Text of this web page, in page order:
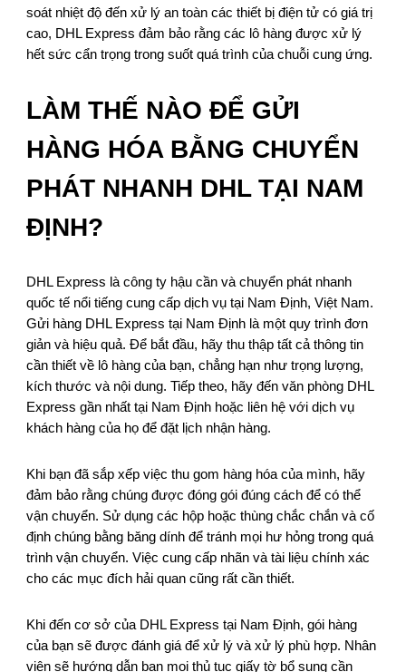
soát nhiệt độ đến xử lý an toàn các thiết bị điện tử có giá trị
cao, DHL Express đảm bảo rằng các lô hàng được xử lý
hết sức cẩn trọng trong suốt quá trình của chuỗi cung ứng.
LÀM THẾ NÀO ĐỂ GỬI
HÀNG HÓA BẰNG CHUYỂN
PHÁT NHANH DHL TẠI NAM
ĐỊNH?
DHL Express là công ty hậu cần và chuyển phát nhanh
quốc tế nổi tiếng cung cấp dịch vụ tại Nam Định, Việt Nam.
Gửi hàng DHL Express tại Nam Định là một quy trình đơn
giản và hiệu quả. Để bắt đầu, hãy thu thập tất cả thông tin
cần thiết về lô hàng của bạn, chẳng hạn như trọng lượng,
kích thước và nội dung. Tiếp theo, hãy đến văn phòng DHL
Express gần nhất tại Nam Định hoặc liên hệ với dịch vụ
khách hàng của họ để đặt lịch nhận hàng.
Khi bạn đã sắp xếp việc thu gom hàng hóa của mình, hãy
đảm bảo rằng chúng được đóng gói đúng cách để có thể
vận chuyển. Sử dụng các hộp hoặc thùng chắc chắn và cố
định chúng bằng băng dính để tránh mọi hư hỏng trong quá
trình vận chuyển. Việc cung cấp nhãn và tài liệu chính xác
cho các mục đích hải quan cũng rất cần thiết.
Khi đến cơ sở của DHL Express tại Nam Định, gói hàng
của bạn sẽ được đánh giá để xử lý và xử lý phù hợp. Nhân
viên sẽ hướng dẫn bạn mọi thủ tục giấy tờ bổ sung cần